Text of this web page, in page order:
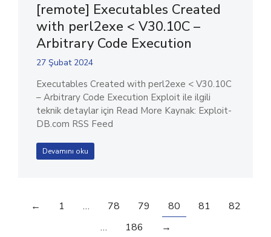
[remote] Executables Created
with perl2exe < V30.10C –
Arbitrary Code Execution
27 Şubat 2024
Executables Created with perl2exe < V30.10C
– Arbitrary Code Execution Exploit ile ilgili
teknik detaylar için Read More Kaynak: Exploit-
DB.com RSS Feed
Devamını oku
← 1 … 78 79 80 81
82
…
186 →